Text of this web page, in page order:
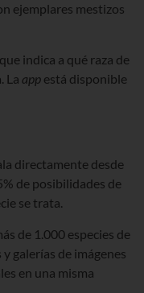
ejemplares mestizos
indica a qué raza de
La app está disponible
directamente desde
de posibilidades de
se trata.
de 1.000 especies de
galerías de imágenes
en una misma